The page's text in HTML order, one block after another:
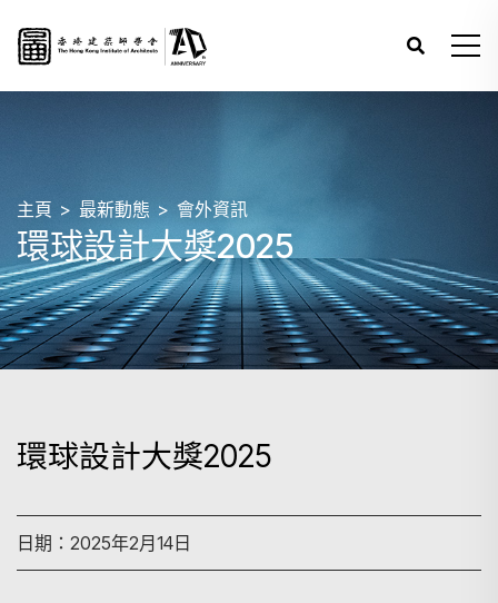
主頁 最新動態 會外資訊
環球設計大獎2025
環球設計大獎2025
日期：2025年2月14日